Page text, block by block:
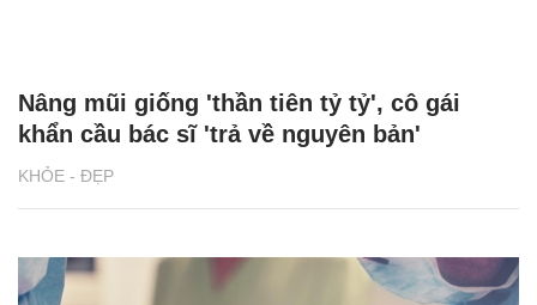
KHỎE - ĐẸP
Nâng mũi giống 'thần tiên tỷ tỷ', cô gái
khẩn cầu bác sĩ 'trả về nguyên bản'